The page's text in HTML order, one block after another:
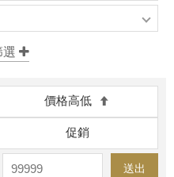
價格高低
促銷
送出